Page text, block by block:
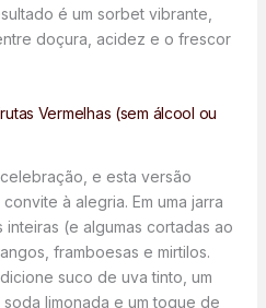
é um sorbet vibrante,
doçura, acidez e o frescor
Vermelhas (sem álcool ou
e esta versão
à alegria. Em uma jarra
(e algumas cortadas ao
framboesas e mirtilos.
suco de uva tinto, um
limonada e um toque de